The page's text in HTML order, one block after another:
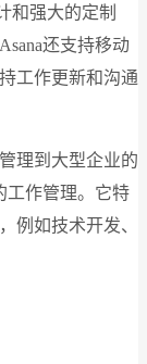
和强大的定制
还支持移动
工作更新和沟通​
理到大型企业的
工作管理。它特
例如技术开发、